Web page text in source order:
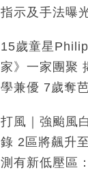
指示及手法曝
15歲童星
家》一家團聚
學兼優 7歲奪
打風｜強颱風
錄 2區將飆升
測有新低壓區